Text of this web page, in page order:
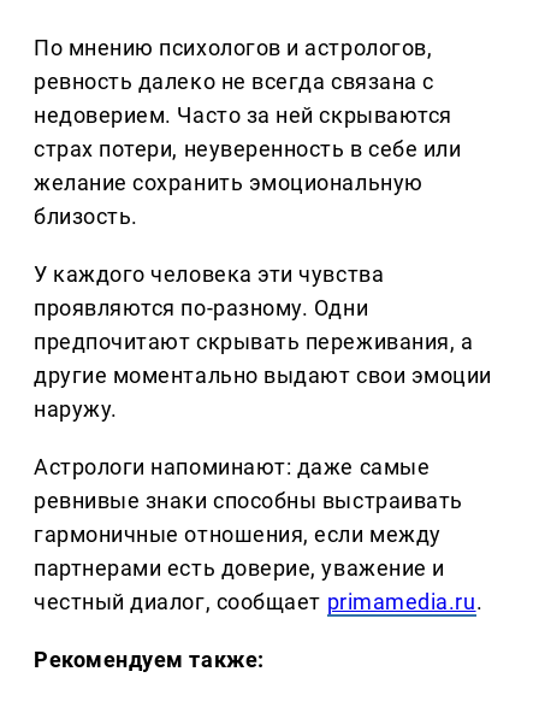
По мнению психологов и астрологов,
ревность далеко не всегда связана с
недоверием. Часто за ней скрываются
страх потери, неуверенность в себе или
желание сохранить эмоциональную
близость.
У каждого человека эти чувства
проявляются по-разному. Одни
предпочитают скрывать переживания, а
другие моментально выдают свои эмоции
наружу.
Астрологи напоминают: даже самые
ревнивые знаки способны выстраивать
гармоничные отношения, если между
партнерами есть доверие, уважение и
честный диалог, сообщает primamedia.ru.
Рекомендуем также: